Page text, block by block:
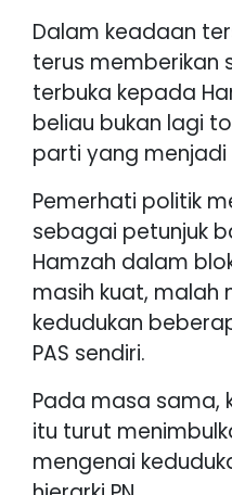
Dalam keadaan
terus memberikan
terbuka kepada
beliau bukan lagi
parti yang menjadi
Pemerhati politik
sebagai petunjuk
Hamzah dalam
masih kuat, malah
kedudukan
PAS sendiri.
Pada masa sama,
itu turut
mengenai